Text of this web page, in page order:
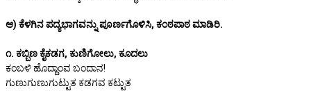
ಆ) ಕೆಳಗಿನ ಪದ್ಯಭಾಗವನ್ನು ಪೂರ್ಣಗೊಳಿಸಿ, ಕಂಠಪಾಠ ಮಾಡಿರಿ.
೧. ಕಬ್ಬಿಣ ಕೈಕಡಗ, ಕುಣಿಗೋಲು, ಕೂದಲು
ಕಂಬಳಿ ಹೊದ್ದಾಂವ ಬಂದಾನ!
ಗುಣುಗುಣುಗುಟ್ಟುತ ಕಡಗವ ಕಟ್ಟುತ